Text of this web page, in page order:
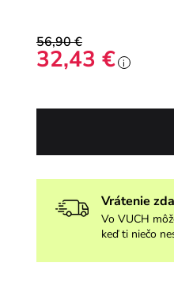
56,90 €
32,43 € i
Vrátenie
Vo VUCH
keď ti niečo